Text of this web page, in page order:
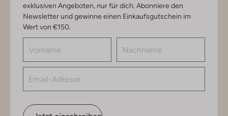
exklusiven Angeboten, nur für dich. Abonniere den
Newsletter und gewinne einen Einkaufsgutschein im
Wert von €150.